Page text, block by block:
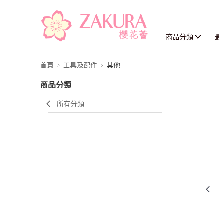
商品分類
首頁 工具及配件 其他
商品分類
所有分類